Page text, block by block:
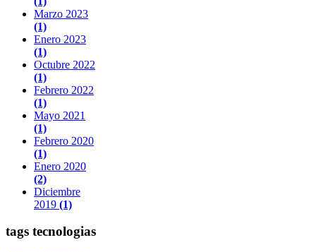
Marzo 2023
(1)
Enero 2023
(1)
Octubre 2022
(1)
Febrero 2022
(1)
Mayo 2021
(1)
Febrero 2020
(1)
Enero 2020
(2)
Diciembre
2019 (1)
tags tecnologias